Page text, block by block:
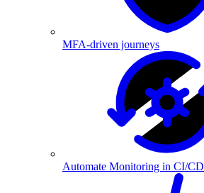
MFA-driven journeys
Automate Monitoring in CI/CD